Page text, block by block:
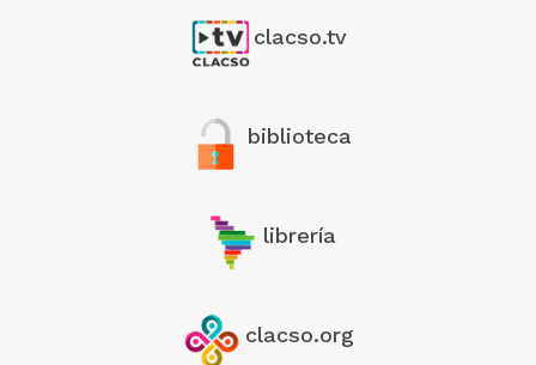
clacso.tv
biblioteca
librería
clacso.org